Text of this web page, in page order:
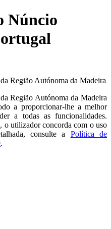
Núncio
Região Autónoma da Madeira
Região Autónoma da Madeira
a proporcionar-lhe a melhor
a todas as funcionalidades.
o utilizador concorda com o uso
consulte a
Política de
.